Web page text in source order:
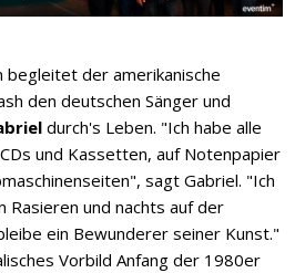
begleitet der amerikanische
den deutschen Sänger und
durch's Leben. "Ich habe alle
und Kassetten, auf Notenpapier
sagt Gabriel. "Ich
Rasieren und nachts auf der
ein Bewunderer seiner Kunst."
Vorbild Anfang der 1980er